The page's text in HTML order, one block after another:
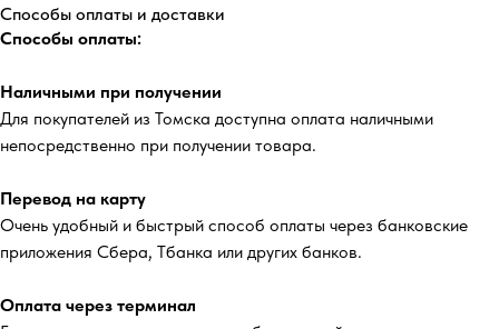
Способы оплаты и доставки
Способы оплаты:
Наличными при получении
Для покупателей из Томска доступна оплата наличными
непосредственно при получении товара.
Перевод на карту
Очень удобный и быстрый способ оплаты через банковские
приложения Сбера, Тбанка или других банков.
Оплата через терминал